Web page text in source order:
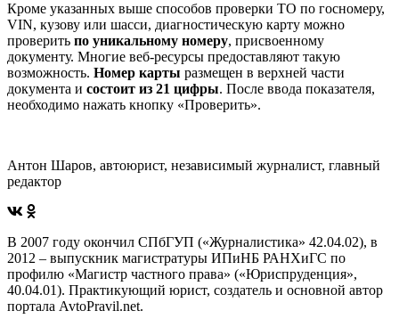
Кроме указанных выше способов проверки ТО по госномеру,
VIN, кузову или шасси, диагностическую карту можно
проверить по уникальному номеру, присвоенному
документу. Многие веб-ресурсы предоставляют такую
возможность. Номер карты размещен в верхней части
документа и состоит из 21 цифры. После ввода показателя,
необходимо нажать кнопку «Проверить».
Антон Шаров, автоюрист, независимый журналист, главный
редактор
В 2007 году окончил СПбГУП («Журналистика» 42.04.02), в
2012 – выпускник магистратуры ИПиНБ РАНХиГС по
профилю «Магистр частного права» («Юриспруденция»,
40.04.01). Практикующий юрист, создатель и основной автор
портала AvtoPravil.net.